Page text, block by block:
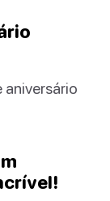
aniversário